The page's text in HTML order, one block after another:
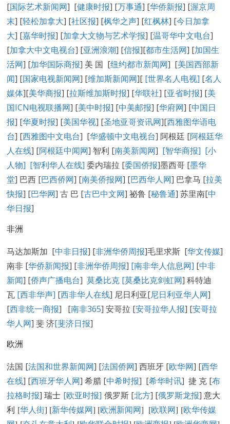
[国际艺术新闻网] [健康时报] [万事通] [华侨新报] [渥京周
末] [轻松加拿大] [社区报] [枫华之声] [红枫林] [今日加拿
大] [嘉华时报] [加拿大文物与艺术学报] [温哥华中文电台]
[加拿大中文电视台] [亚洲浪潮] [信报][都市生活网] [加国生
活网] [加华国际商报] 美 国 [纽约都市新闻网] [美国西部新
闻] [国家电视新闻网] [维加斯新闻网][ [世界名人电视] [名人
媒体][美华商报] [拉斯维加斯时报] [华联社] [亚省时报] [美
国ICN电视联播网] [美中时报] [中美邮报] [华府网] [中国日
报] [华夏时报] [美国华视] [圣地亚哥资讯网][西雅图华语电
台] [西雅图中文电台] [华盛顿中文电视台] 阿根廷 [阿根廷华
人在线] [阿根廷中闻网] 智利 [南美新闻网] [智华商报] [小
人物] [智利华人在线] 委内瑞拉 [委国侨报]墨西哥 [墨华
堂] 巴西 [巴西侨网] [南美侨报网] [巴西华人网] 巴拿马 [拉美
快报] [巴华网] 古 巴 [古巴中文网] 祕鲁 [秘鲁通] 苏里南[中
华日报]
非洲
马达加斯加 [中非日报] [非洲华侨周报]毛里求斯 [华文传媒]
南非 [华侨新闻报] [非洲华侨周报] [南非华人信息网] [中非
新闻] [侨声广播电台]莫桑比克 [莫桑比克剑虹网] 科特迪
瓦 [西非华声] [西非华人在线] 尼日利亚[尼日利亚华人网]
[西非统一商报] [南非365] 安哥拉 [安哥拉华人报] [安哥拉
华人网] 斐 济[斐济日报]
欧洲
法国 [法国和世界新闻网] [法国侨网] 西班牙 [欧华网] [西华
在线] [西班牙华人网] 希腊 [中希时报] [希华时讯] 捷 克 [布
拉格时报]瑞士 [欧亚时报] 俄罗斯 [北方] [俄罗斯龙报]意大
利 [华人街] [新华传媒网] [欧洲新闻网] [欧联网] [欧华传媒